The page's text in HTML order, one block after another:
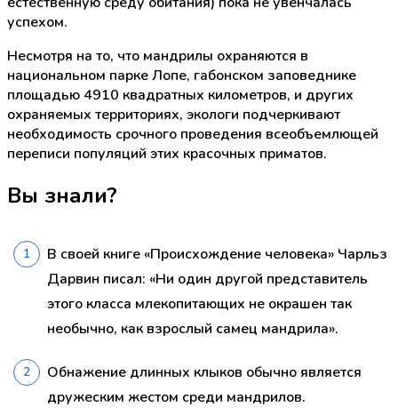
успехом.
Несмотря на то, что мандрилы охраняются в
национальном парке Лопе, габонском заповеднике
площадью 4910 квадратных километров, и других
охраняемых территориях, экологи подчеркивают
необходимость срочного проведения всеобъемлющей
переписи популяций этих красочных приматов.
Вы знали?
В своей книге «Происхождение человека» Чарльз
Дарвин писал: «Ни один другой представитель
этого класса млекопитающих не окрашен так
необычно, как взрослый самец мандрила».
Обнажение длинных клыков обычно является
дружеским жестом среди мандрилов.